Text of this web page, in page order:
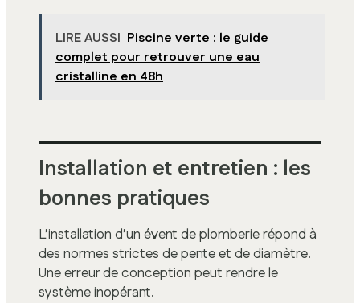
LIRE AUSSI Piscine verte : le guide
complet pour retrouver une eau
cristalline en 48h
Installation et entretien : les
bonnes pratiques
L’installation d’un évent de plomberie répond à
des normes strictes de pente et de diamètre.
Une erreur de conception peut rendre le
système inopérant.